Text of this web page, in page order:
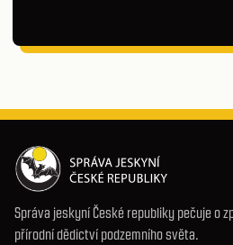
Správa jeskyní České republiky pečuje o
přírodní dědictví podzemního světa.